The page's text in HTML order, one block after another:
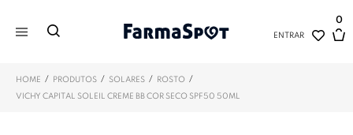
ENTRAR
0
HOME / PRODUTOS / SOLARES / ROSTO /
VICHY CAPITAL SOLEIL CREME BB COR SECO SPF50 50ML